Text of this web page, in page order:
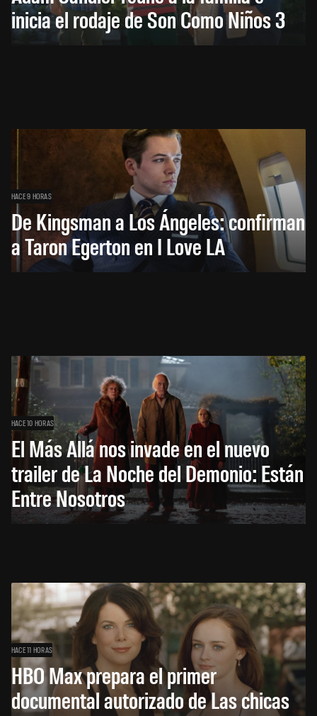
inicia el rodaje de Son Como Niños 3
HACE 9 HORAS
De Kingsman a Los Ángeles: confirman
a Taron Egerton en I Love LA
HACE 10 HORAS
El Más Allá nos invade en el nuevo
trailer de La Noche del Demonio: Están
Entre Nosotros
HACE 11 HORAS
HBO Max prepara el primer
documental autorizado de Las chicas